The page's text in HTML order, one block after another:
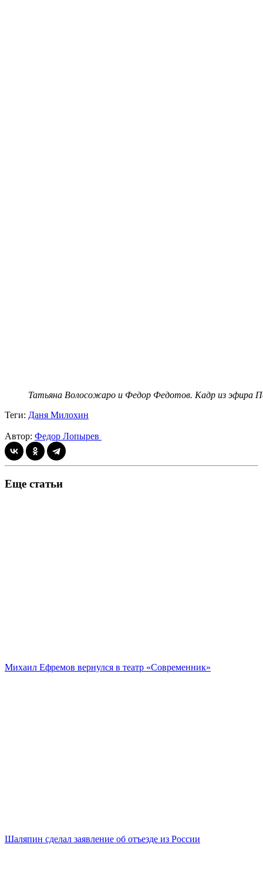
Татьяна Волосожаро и Федор Федотов. Кадр из эфира
Теги: Даня Милохин
Автор: Федор Лопырев
Еще статьи
Михаил Ефремов вернулся в театр «Современник»
Шаляпин сделал заявление об отъезде из России